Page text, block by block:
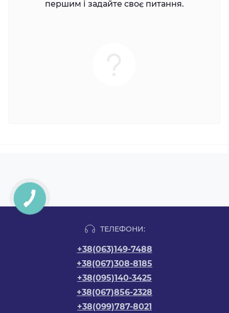
першим і задайте своє питання.
ТЕЛЕФОНИ:
+38(063)149-7488
+38(067)308-8185
+38(095)140-3425
+38(067)856-2328
+38(099)787-8021